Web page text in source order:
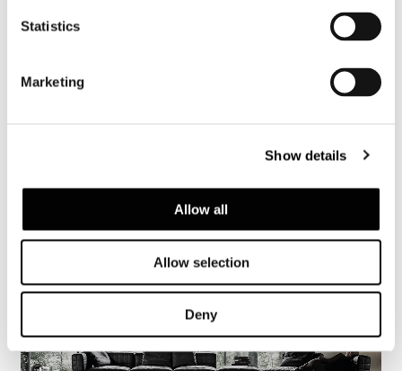
Statistics
Marketing
Show details
Allow all
Allow selection
Deny